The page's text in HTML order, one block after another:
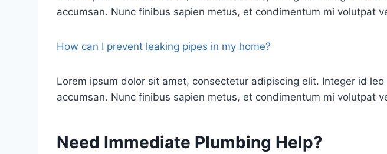
accumsan. Nunc finibus sapien metus, et condimentum mi volutpat
How can I prevent leaking pipes in my home?
Lorem ipsum dolor sit amet, consectetur adipiscing elit. Integer id
accumsan. Nunc finibus sapien metus, et condimentum mi volutpat
Need Immediate Plumbing Help?​